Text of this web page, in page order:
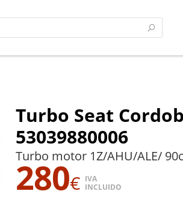
Turbo Seat
53039880006
Turbo motor 1Z/AHU/ALE/
280€ IVA
INCLUIDO